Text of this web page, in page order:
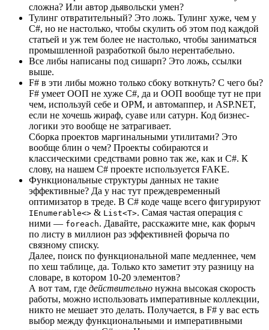
сложна? Или автор дьявольски умен?
Тулинг отвратительный? Это ложь. Тулинг хуже, чем у
C#, но не настолько, чтобы скулить об этом под каждой
статьей и уж тем более не настолько, чтобы заниматься
промышленной разработкой было нерентабельно.
Все либы написаны под сишарп? Это ложь, ссылки
выше.
F# в эти либы можно только сбоку воткнуть? С чего бы?
F# умеет ООП не хуже C#, да и ООП вообще тут не при
чем, используй себе и ОРМ, и автомаппер, и ASP.NET,
если не хочешь жираф, суаве или сатурн. Код бизнес-
логики это вообще не затрагивает.
Сборка проектов маргинальными утилитами? Это
вообще блин о чем? Проекты собираются и
классическими средствами ровно так же, как и C#. К
слову, на нашем C# проекте используется FAKE.
Функциональные структуры данных не такие
эффективные? Да у нас тут преждевременный
оптимизатор в треде. В C# коде чаще всего фигурируют
IEnumerable<> & List<T>. Самая частая операция с
ними — foreach. Давайте, расскажите мне, как форыч
по листу в миллион раз эффективней форыча по
связному списку.
Далее, поиск по функциональной мапе медленнее, чем
по хеш таблице, да. Только кто заметит эту разницу на
словаре, в котором 10-20 элементов?
А вот там, где действительно нужна высокая скорость
работы, можно использовать императивные коллекции,
никто не мешает это делать. Получается, в F# у вас есть
выбор между функциональными и императивными